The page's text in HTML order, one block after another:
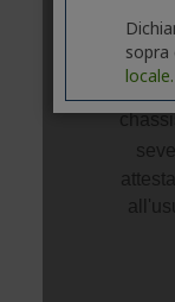
sopra
locale.